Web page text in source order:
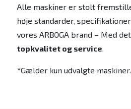
Alle maskiner er stolt
høje standarder,
vores ARBOGA brand – Med
topkvalitet og service.
*Gælder kun udvalgte maskiner.